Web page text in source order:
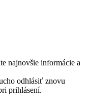
najnovšie informácie a
odhlásiť znovu
prihlásení.